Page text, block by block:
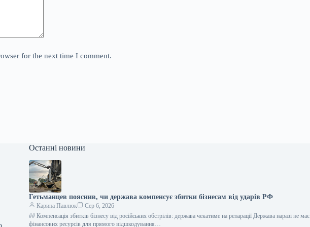
for the next time I comment.
Останні новини
Гетьманцев пояснив, чи держава компенсує збитки бізнесам від ударів РФ
Карина Павлюк
Сер 6, 2026
## Компенсація збитків бізнесу від російських обстрілів: держава чекатиме на репарації Держава наразі не має
фінансових ресурсів для прямого відшкодування…